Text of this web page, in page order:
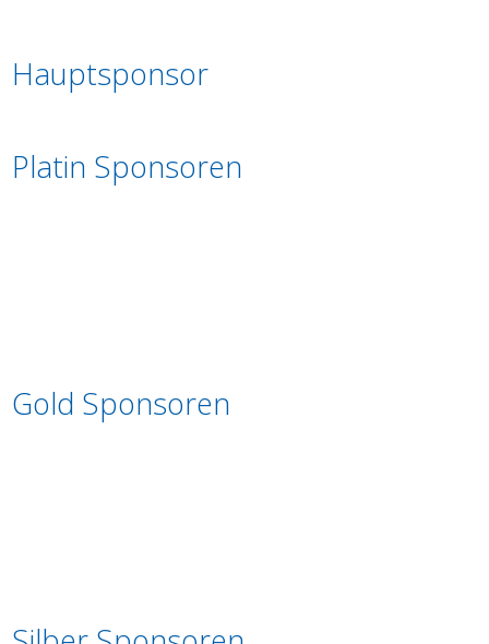
Hauptsponsor
Platin Sponsoren
Gold Sponsoren